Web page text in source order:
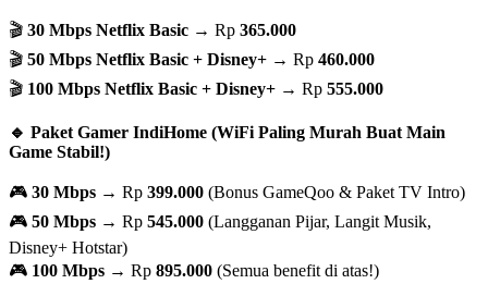
🎬 30 Mbps Netflix Basic → Rp 365.000
🎬 50 Mbps Netflix Basic + Disney+ → Rp 460.000
🎬 100 Mbps Netflix Basic + Disney+ → Rp 555.000
🔹 Paket Gamer IndiHome (WiFi Paling Murah Buat Main
Game Stabil!)
🎮 30 Mbps → Rp 399.000 (Bonus GameQoo & Paket TV Intro)
🎮 50 Mbps → Rp 545.000 (Langganan Pijar, Langit Musik,
Disney+ Hotstar)
🎮 100 Mbps → Rp 895.000 (Semua benefit di atas!)